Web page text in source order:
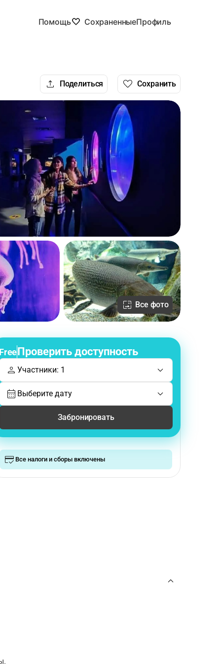
Помощь СохраненныеПрофиль
Поделиться Сохранить
Все фото
FreeПроверить доступность
Участники: 1
Выберите дату
Забронировать
Все налоги и сборы включены